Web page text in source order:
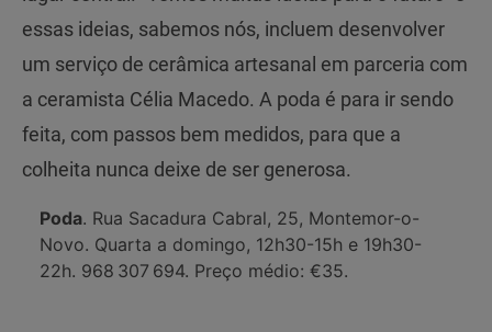
essas ideias, sabemos nós, incluem desenvolver
um serviço de cerâmica artesanal em parceria com
a ceramista Célia Macedo. A poda é para ir sendo
feita, com passos bem medidos, para que a
colheita nunca deixe de ser generosa.
Poda. Rua Sacadura Cabral, 25, Montemor-o-
Novo. Quarta a domingo, 12h30-15h e 19h30-
22h. 968 307 694. Preço médio: €35.